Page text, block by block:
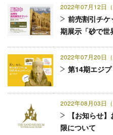
2022年07月12日
前売割引チ
期展示「砂で世
2022年07月20日
第14期エジ
2022年08月03日
【お知らせ
限について